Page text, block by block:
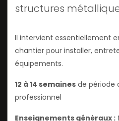
structures
Il intervient essentiellement
chantier pour installer,
équipements.
12 à 14 semaines de période
professionnel
Enseignements généraux :